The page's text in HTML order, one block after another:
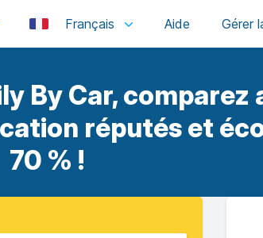
Français
By Car, comparez
réputés et
70 % !